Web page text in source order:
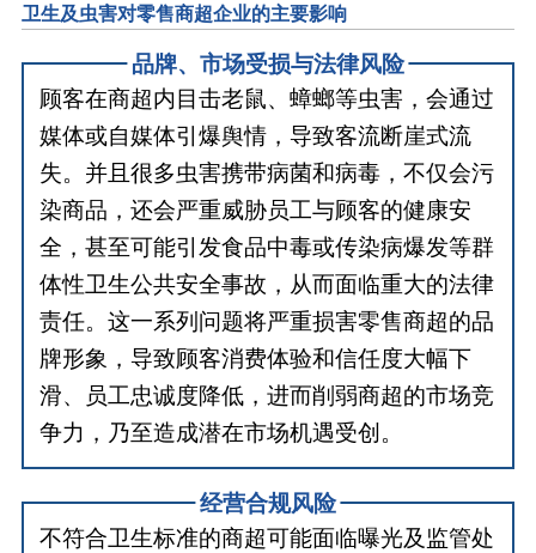
卫生及虫害对零售商超企业的主要影响
品牌、市场受损与法律风险
顾客在商超内目击老鼠、蟑螂等虫害，会通过
媒体或自媒体引爆舆情，导致客流断崖式流
失。并且很多虫害携带病菌和病毒，不仅会污
染商品，还会严重威胁员工与顾客的健康安
全，甚至可能引发食品中毒或传染病爆发等群
体性卫生公共安全事故，从而面临重大的法律
责任。这一系列问题将严重损害零售商超的品
牌形象，导致顾客消费体验和信任度大幅下
滑、员工忠诚度降低，进而削弱商超的市场竞
争力，乃至造成潜在市场机遇受创。
经营合规风险
不符合卫生标准的商超可能面临曝光及监管处